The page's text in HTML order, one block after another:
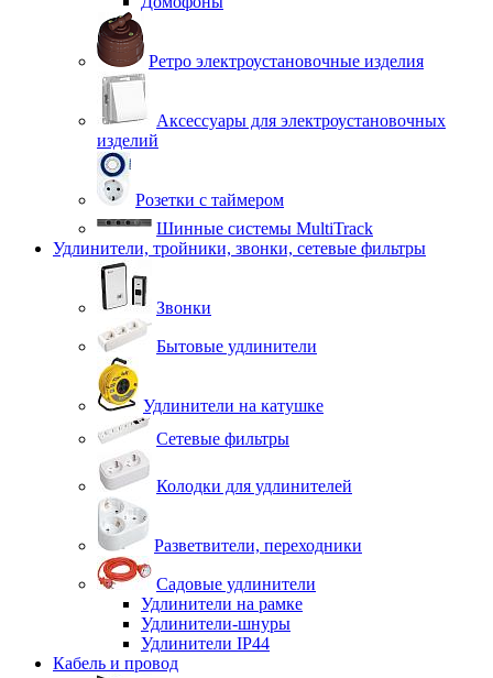
Ретро электроустановочные изделия
Аксессуары для электроустановочных
изделий
Розетки с таймером
Шинные системы MultiTrack
Удлинители, тройники, звонки, сетевые фильтры
Звонки
Бытовые удлинители
Удлинители на катушке
Сетевые фильтры
Колодки для удлинителей
Разветвители, переходники
Садовые удлинители
Удлинители на рамке
Удлинители-шнуры
Удлинители IP44
Кабель и провод